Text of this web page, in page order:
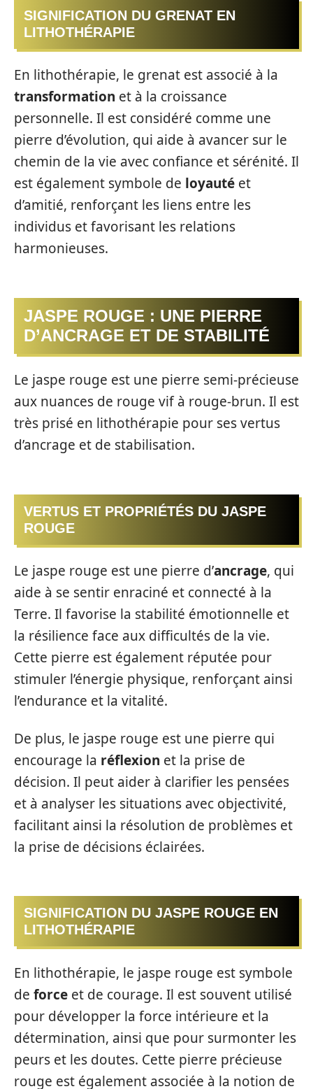
SIGNIFICATION DU GRENAT EN
LITHOTHÉRAPIE
En lithothérapie, le grenat est associé à la
transformation et à la croissance
personnelle. Il est considéré comme une
pierre d’évolution, qui aide à avancer sur le
chemin de la vie avec confiance et sérénité. Il
est également symbole de loyauté et
d’amitié, renforçant les liens entre les
individus et favorisant les relations
harmonieuses.
JASPE ROUGE : UNE PIERRE
D’ANCRAGE ET DE STABILITÉ
Le jaspe rouge est une pierre semi-précieuse
aux nuances de rouge vif à rouge-brun. Il est
très prisé en lithothérapie pour ses vertus
d’ancrage et de stabilisation.
VERTUS ET PROPRIÉTÉS DU JASPE
ROUGE
Le jaspe rouge est une pierre d’ancrage, qui
aide à se sentir enraciné et connecté à la
Terre. Il favorise la stabilité émotionnelle et
la résilience face aux difficultés de la vie.
Cette pierre est également réputée pour
stimuler l’énergie physique, renforçant ainsi
l’endurance et la vitalité.
De plus, le jaspe rouge est une pierre qui
encourage la réflexion et la prise de
décision. Il peut aider à clarifier les pensées
et à analyser les situations avec objectivité,
facilitant ainsi la résolution de problèmes et
la prise de décisions éclairées.
SIGNIFICATION DU JASPE ROUGE EN
LITHOTHÉRAPIE
En lithothérapie, le jaspe rouge est symbole
de force et de courage. Il est souvent utilisé
pour développer la force intérieure et la
détermination, ainsi que pour surmonter les
peurs et les doutes. Cette pierre précieuse
rouge est également associée à la notion de